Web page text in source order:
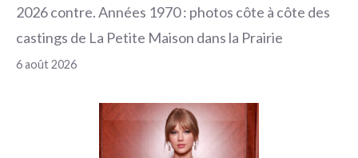
2026 contre. Années 1970 : photos côte à côte des
castings de La Petite Maison dans la Prairie
6 août 2026